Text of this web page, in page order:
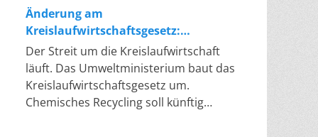
Problem hat die Politik tatsächlich
gelöst, die Verfahren laufen heute
deutlich schneller. Die Halbjahresbilanz
der Branche bestätigt dieses Muster:
So viele Windräder wie nie zuvor
wurden genehmigt, doch im ersten
Halbjahr gingen netto nur rund zwei
Änderung am
Kreislaufwirtschaftsgesetz:
Chemisches Recycling soll Lücke
füllen
Der Streit um die Kreislaufwirtschaft
läuft. Das Umweltministerium baut das
Kreislaufwirtschaftsgesetz um.
Chemisches Recycling soll künftig